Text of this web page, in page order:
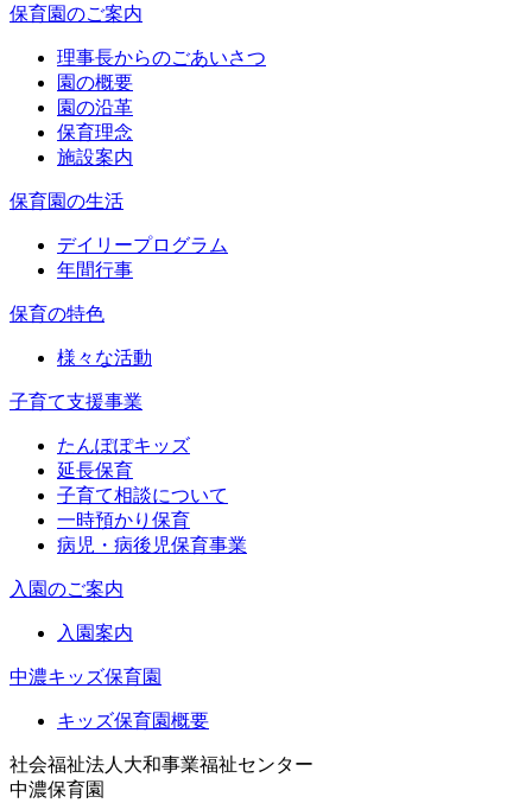
保育園のご案内
理事長からのごあいさつ
園の概要
園の沿革
保育理念
施設案内
保育園の生活
デイリープログラム
年間行事
保育の特色
様々な活動
子育て支援事業
たんぽぽキッズ
延長保育
子育て相談について
一時預かり保育
病児・病後児保育事業
入園のご案内
入園案内
中濃キッズ保育園
キッズ保育園概要
社会福祉法人大和事業福祉センター
中濃保育園